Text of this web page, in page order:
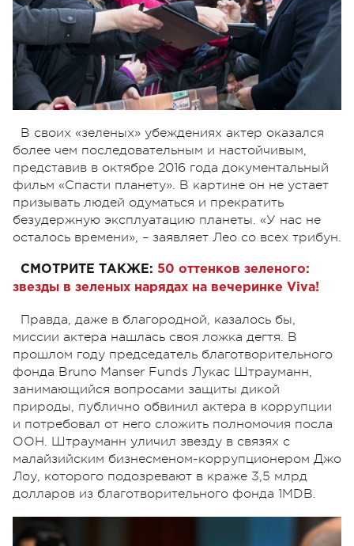
В своих «зеленых» убеждениях актер оказался
более чем последовательным и настойчивым,
представив в октябре 2016 года документальный
фильм «Спасти планету». В картине он не устает
призывать людей одуматься и прекратить
безудержную эксплуатацию планеты. «У нас не
осталось времени», – заявляет Лео со всех трибун.
СМОТРИТЕ ТАКЖЕ: 50 оттенков зеленого:
звезды в зеленых нарядах на вечеринке Viva!
Правда, даже в благородной, казалось бы,
миссии актера нашлась своя ложка дегтя. В
прошлом году председатель благотворительного
фонда Bruno Manser Funds Лукас Штрауманн,
занимающийся вопросами защиты дикой
природы, публично обвинил актера в коррупции
и потребовал от него сложить полномочия посла
ООН. Штрауманн уличил звезду в связях с
малайзийским бизнесменом-коррупционером Джо
Лоу, которого подозревают в краже 3,5 млрд
долларов из благотворительного фонда 1MDB.